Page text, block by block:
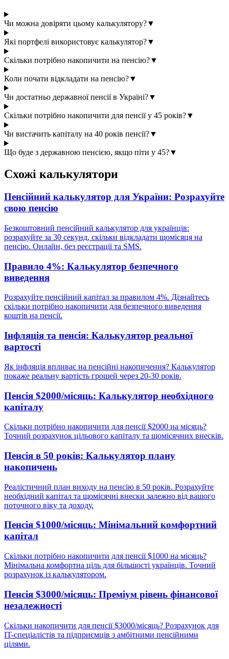
Чи можна довіряти цьому калькулятору?▼
Які портфелі використовує калькулятор?▼
Скільки потрібно накопичити на пенсію?▼
Коли почати відкладати на пенсію?▼
Чи достатньо державної пенсії в Україні?▼
Скільки потрібно накопичити для пенсії у 45 років?▼
Чи вистачить капіталу на 40 років пенсії?▼
Що буде з державною пенсією, якщо піти у 45?▼
Схожі калькулятори
Пенсійний калькулятор для України: Розрахуйте
свою пенсію
Безкоштовний пенсійний калькулятор для українців:
розрахуйте за 30 секунд, скільки відкладати щомісяця на
пенсію. Онлайн, без реєстрації та SMS.
Правило 4%: Калькулятор безпечного
виведення
Розрахуйте пенсійний капітал за правилом 4%. Дізнайтесь
скільки потрібно накопичити для безпечного виведення
коштів на пенсії.
Інфляція та пенсія: Калькулятор реальної
вартості
Як інфляція впливає на пенсійні накопичення? Калькулятор
покаже реальну вартість грошей через 20-30 років.
Пенсія $2000/місяць: Калькулятор необхідного
капіталу
Скільки потрібно накопичити для пенсії $2000 на місяць?
Точний розрахунок цільового капіталу та щомісячних внесків.
Пенсія в 50 років: Калькулятор плану
накопичень
Реалістичний план виходу на пенсію в 50 років. Розрахуйте
необхідний капітал та щомісячні внески залежно від вашого
поточного віку та доходу.
Пенсія $1000/місяць: Мінімальний комфортний
капітал
Скільки потрібно накопичити для пенсії $1000 на місяць?
Мінімальна комфортна ціль для більшості українців. Точний
розрахунок із калькулятором.
Пенсія $3000/місяць: Преміум рівень фінансової
незалежності
Скільки накопичити для пенсії $3000/місяць? Розрахунок для
IT-спеціалістів та підприємців з амбітними пенсійними
цілями.